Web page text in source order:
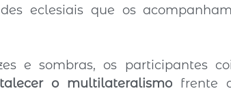
eclesiais que os
e sombras, os participantes
o multilateralismo frente